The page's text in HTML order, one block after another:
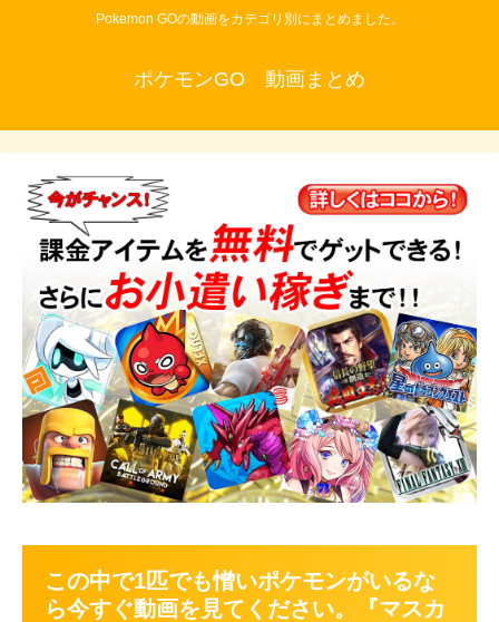
Pokemon GOの動画をカテゴリ別にまとめました。
ポケモンGO 動画まとめ
この中で1匹でも憎いポケモンがいるな
ら今すぐ動画を見てください。『マスカ